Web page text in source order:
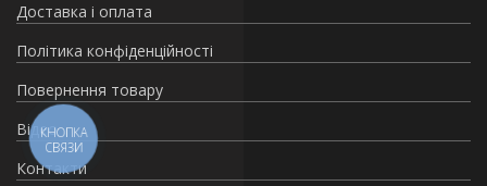
Доставка і оплата
Політика конфіденційності
Повернення товару
Відео
Контакти
КНОПКА
СВЯЗИ